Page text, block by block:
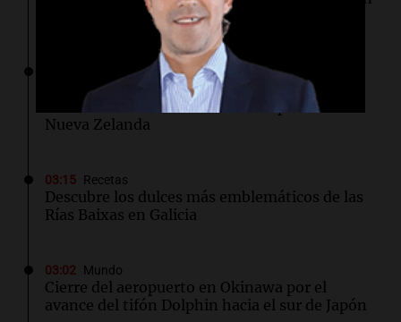
Rescate invernal en la Antártida: un
estadounidense trasladado a hospital en
Nueva Zelanda
03:15 Recetas
Descubre los dulces más emblemáticos de las
Rías Baixas en Galicia
03:02 Mundo
Cierre del aeropuerto en Okinawa por el
avance del tifón Dolphin hacia el sur de Japón